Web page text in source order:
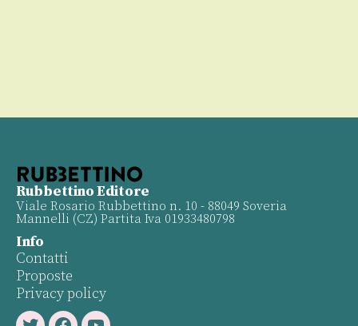
Rubbettino Editore
Viale Rosario Rubbettino n. 10 - 88049 Soveria
Mannelli (CZ) Partita Iva 01933480798
Info
Contatti
Proposte
Privacy policy